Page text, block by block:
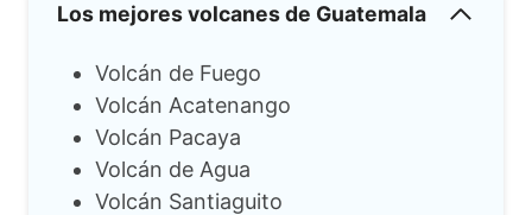
Los mejores volcanes de Guatemala
Volcán de Fuego
Volcán Acatenango
Volcán Pacaya
Volcán de Agua
Volcán Santiaguito